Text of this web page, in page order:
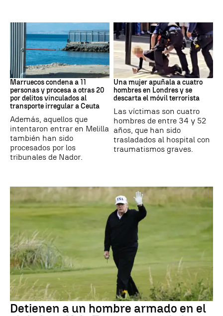
Marruecos
Marruecos condena a 11
personas y procesa a otras 20
por delitos vinculados al
transporte irregular a Ceuta
Además, aquellos que
intentaron entrar en Melilla
también han sido
procesados por los
tribunales de Nador.
Londres
Una mujer apuñala a cuatro
hombres en Londres y se
descarta el móvil terrorista
Las víctimas son cuatro
hombres de entre 34 y 52
años, que han sido
trasladados al hospital con
traumatismos graves.
Detienen a un hombre armado en el